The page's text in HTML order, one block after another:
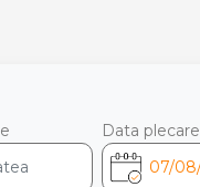
Data plecare